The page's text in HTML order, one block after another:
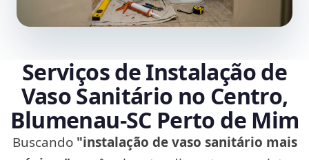
Serviços de Instalação de
Vaso Sanitário no Centro,
Blumenau‑SC Perto de Mim
Buscando "instalação de vaso sanitário mais